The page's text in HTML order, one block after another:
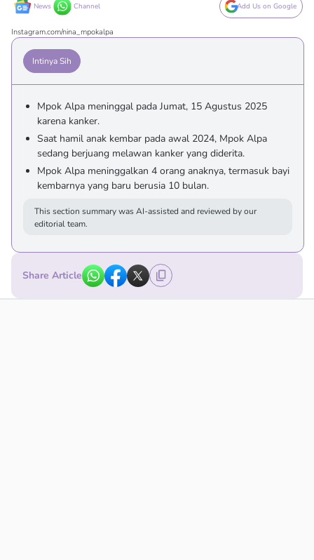
News Channel Add Us on Google
Instagram.com/nina_mpokalpa
Intinya Sih
Mpok Alpa meninggal pada Jumat, 15 Agustus 2025
karena kanker.
Saat hamil anak kembar pada awal 2024, Mpok Alpa
sedang berjuang melawan kanker yang diderita.
Mpok Alpa meninggalkan 4 orang anaknya, termasuk bayi
kembarnya yang baru berusia 10 bulan.
This section summary was AI-assisted and reviewed by our
editorial team.
Share Article